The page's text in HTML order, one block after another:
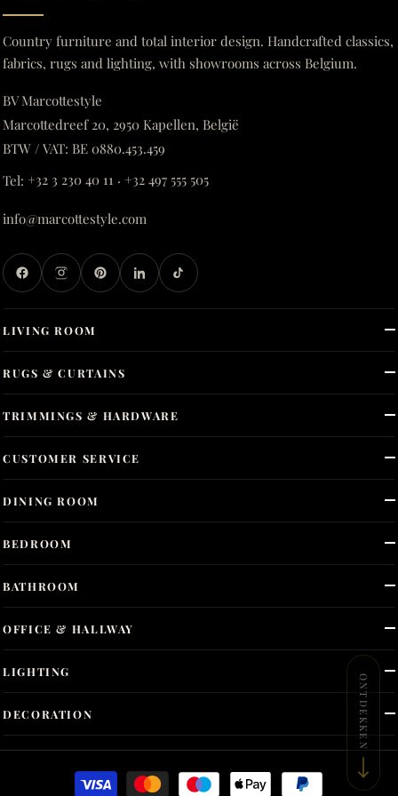
Country furniture and total interior design. Handcrafted classics,
fabrics, rugs and lighting, with showrooms across Belgium.
BV Marcottestyle
Marcottedreef 20, 2950 Kapellen, België
BTW / VAT: BE 0880.453.459
Tel: +32 3 230 40 11 · +32 497 555 505
info@marcottestyle.com
LIVING ROOM
DINING ROOM
BEDROOM
BATHROOM
OFFICE & HALLWAY
LIGHTING
DECORATION
RUGS & CURTAINS
TRIMMINGS & HARDWARE
CUSTOMER SERVICE
ONTDEKKEN